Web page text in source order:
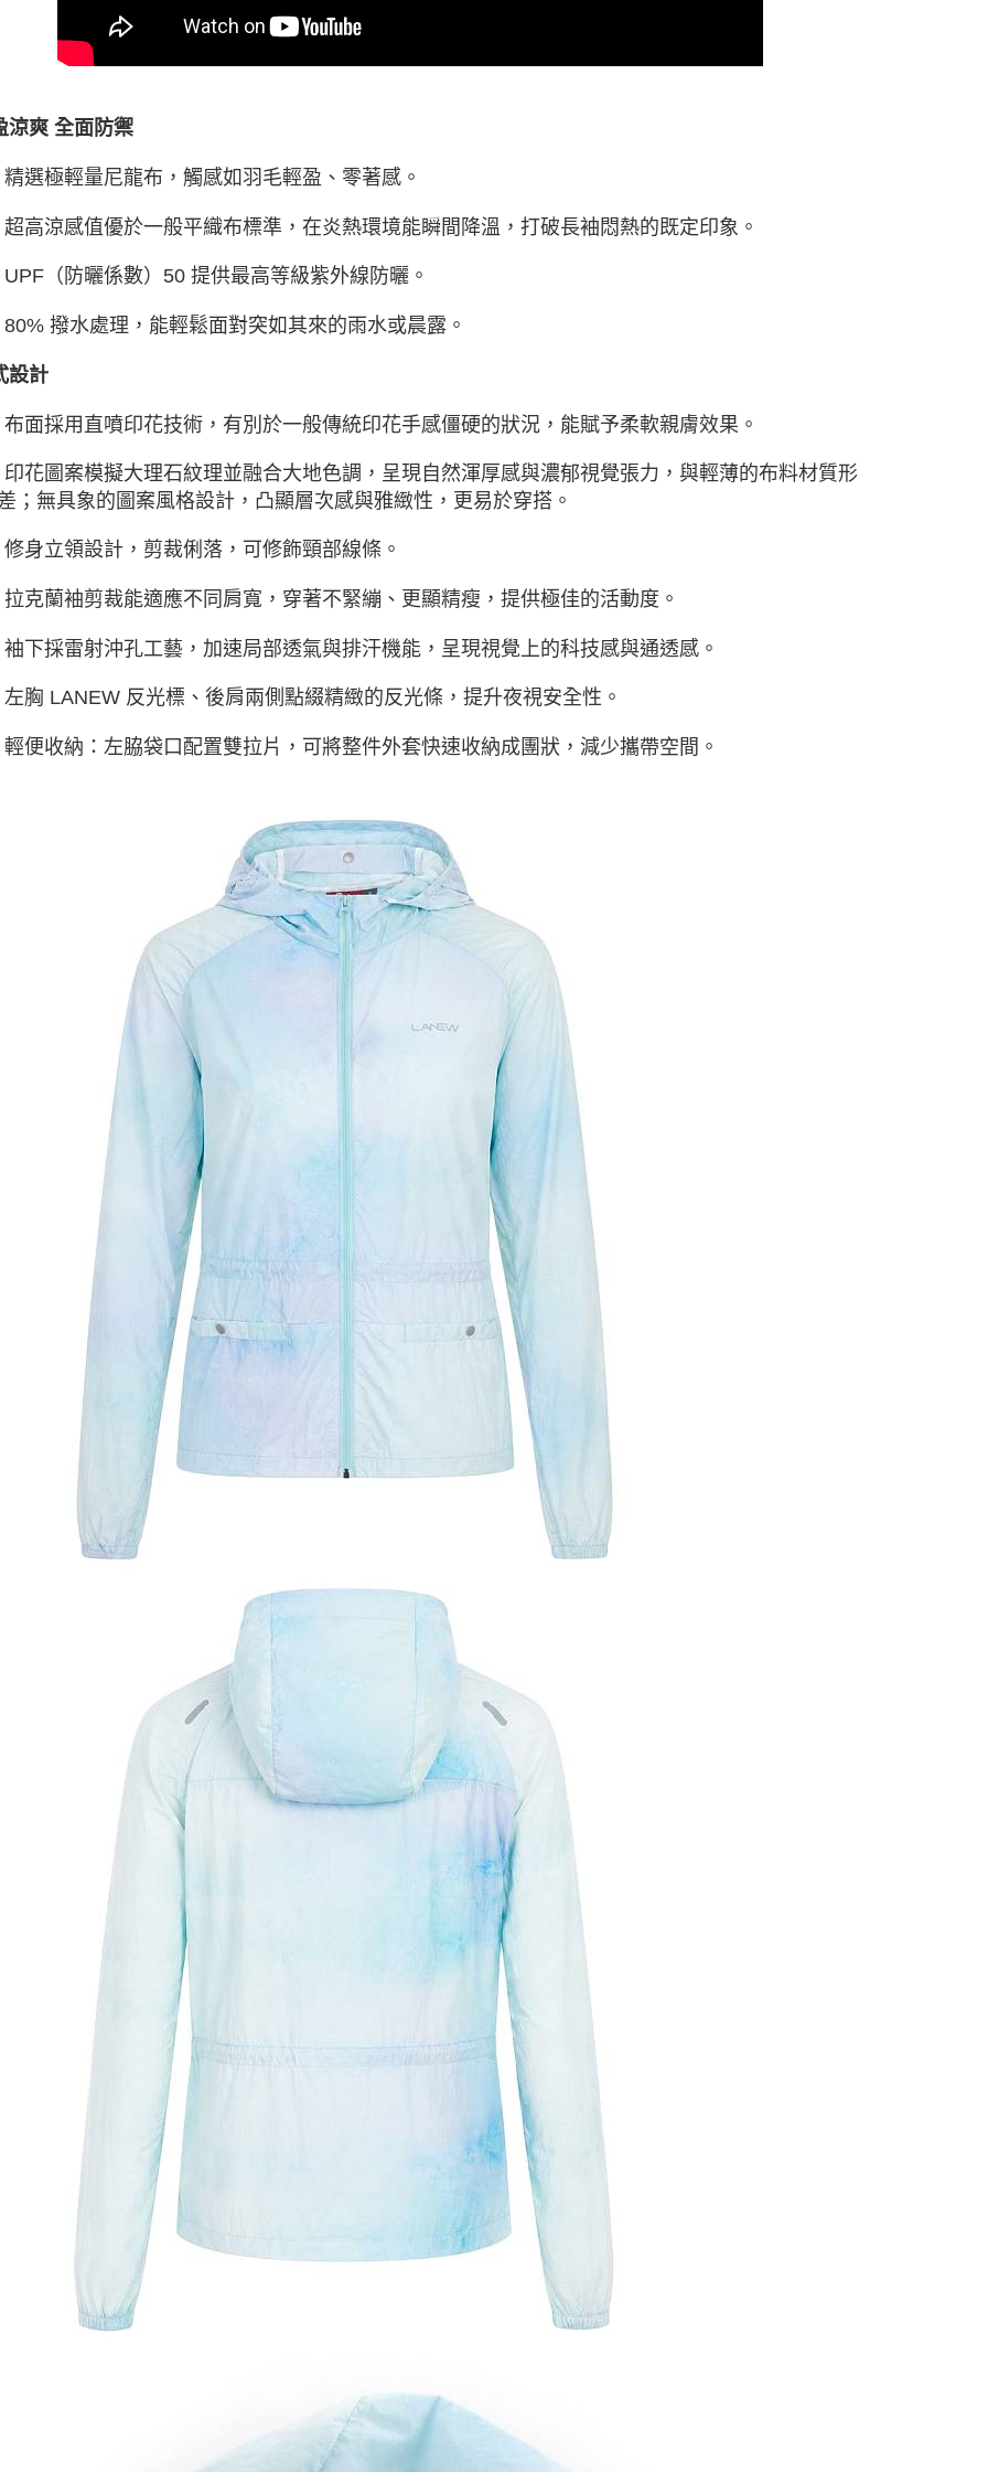
涼爽 全面防禦
極輕量尼龍布，觸感如羽毛輕盈、零著感。
涼感值優於一般平織布標準，在炎熱環境能瞬間降溫，打破長袖悶熱的既定印象。
（防曬係數）50 提供最高等級紫外線防曬。
撥水處理，能輕鬆面對突如其來的雨水或晨露。
設計
採用直噴印花技術，有別於一般傳統印花手感僵硬的狀況，能賦予柔軟親膚效果。
圖案模擬大理石紋理並融合大地色調，呈現自然渾厚感與濃郁視覺張力，與輕薄的布料材質形
；無具象的圖案風格設計，凸顯層次感與雅緻性，更易於穿搭。
立領設計，剪裁俐落，可修飾頸部線條。
蘭袖剪裁能適應不同肩寬，穿著不緊繃、更顯精瘦，提供極佳的活動度。
採雷射沖孔工藝，加速局部透氣與排汗機能，呈現視覺上的科技感與通透感。
LANEW 反光標、後肩兩側點綴精緻的反光條，提升夜視安全性。
收納：左脇袋口配置雙拉片，可將整件外套快速收納成團狀，減少攜帶空間。